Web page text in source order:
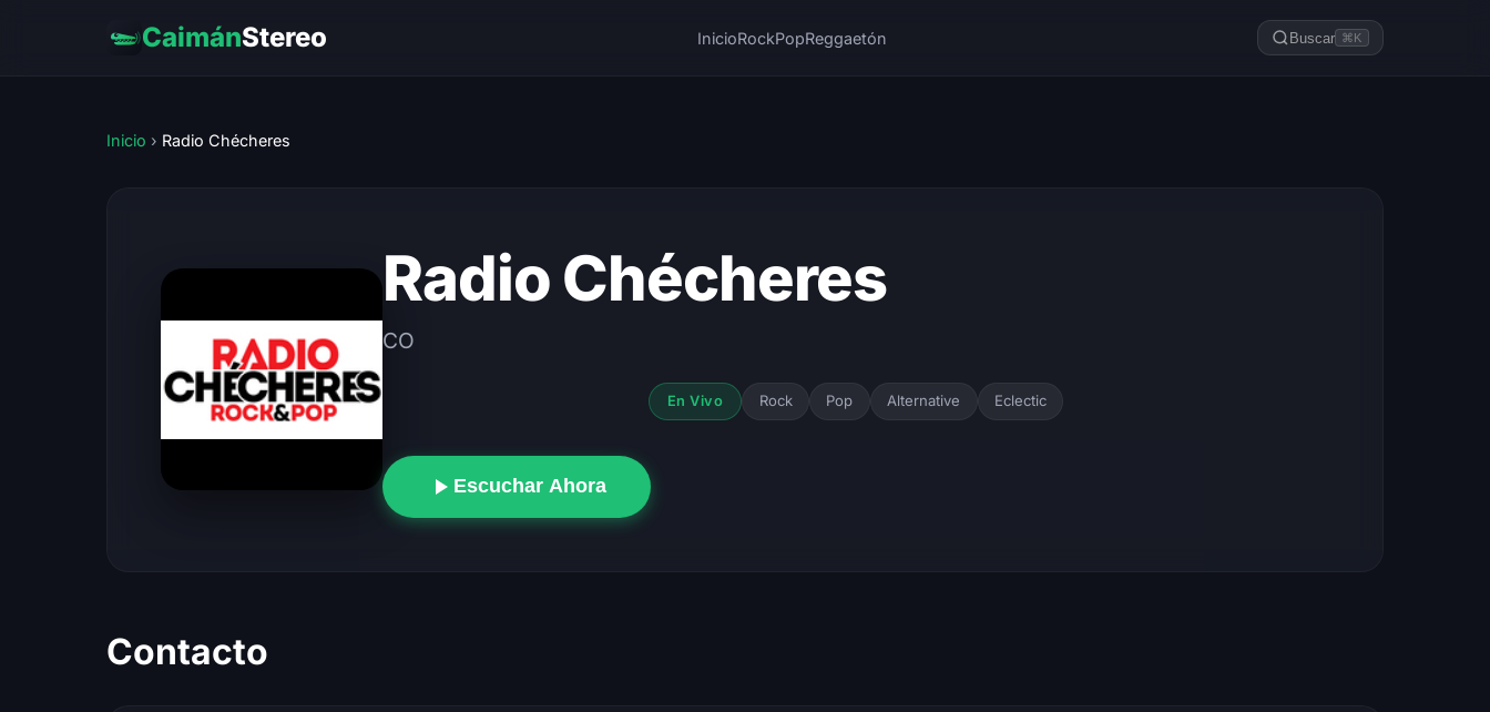
CaimánStereo InicioRockPopReggaetón Buscar ⌘K
Inicio › Radio Chécheres
Radio Chécheres
CO
En Vivo Rock Pop Alternative Eclectic
Escuchar Ahora
Contacto